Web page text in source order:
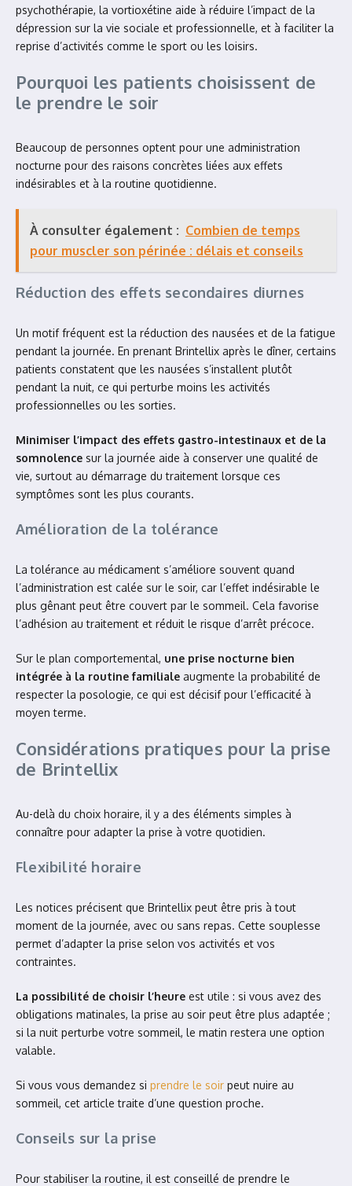
psychothérapie, la vortioxétine aide à réduire l’impact de la
dépression sur la vie sociale et professionnelle, et à faciliter la
reprise d’activités comme le sport ou les loisirs.
Pourquoi les patients choisissent de
le prendre le soir
Beaucoup de personnes optent pour une administration
nocturne pour des raisons concrètes liées aux effets
indésirables et à la routine quotidienne.
À consulter également : Combien de temps
pour muscler son périnée : délais et conseils
Réduction des effets secondaires diurnes
Un motif fréquent est la réduction des nausées et de la fatigue
pendant la journée. En prenant Brintellix après le dîner, certains
patients constatent que les nausées s’installent plutôt
pendant la nuit, ce qui perturbe moins les activités
professionnelles ou les sorties.
Minimiser l’impact des effets gastro-intestinaux et de la
somnolence sur la journée aide à conserver une qualité de
vie, surtout au démarrage du traitement lorsque ces
symptômes sont les plus courants.
Amélioration de la tolérance
La tolérance au médicament s’améliore souvent quand
l’administration est calée sur le soir, car l’effet indésirable le
plus gênant peut être couvert par le sommeil. Cela favorise
l’adhésion au traitement et réduit le risque d’arrêt précoce.
Sur le plan comportemental, une prise nocturne bien
intégrée à la routine familiale augmente la probabilité de
respecter la posologie, ce qui est décisif pour l’efficacité à
moyen terme.
Considérations pratiques pour la prise
de Brintellix
Au-delà du choix horaire, il y a des éléments simples à
connaître pour adapter la prise à votre quotidien.
Flexibilité horaire
Les notices précisent que Brintellix peut être pris à tout
moment de la journée, avec ou sans repas. Cette souplesse
permet d’adapter la prise selon vos activités et vos
contraintes.
La possibilité de choisir l’heure est utile : si vous avez des
obligations matinales, la prise au soir peut être plus adaptée ;
si la nuit perturbe votre sommeil, le matin restera une option
valable.
Si vous vous demandez si prendre le soir peut nuire au
sommeil, cet article traite d’une question proche.
Conseils sur la prise
Pour stabiliser la routine, il est conseillé de prendre le